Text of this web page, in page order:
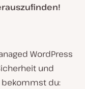
WordPress
und
bekommst du: